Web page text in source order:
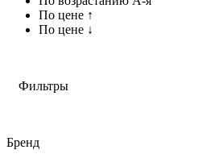
По цене ↑
По цене ↓
Фильтры
Бренд